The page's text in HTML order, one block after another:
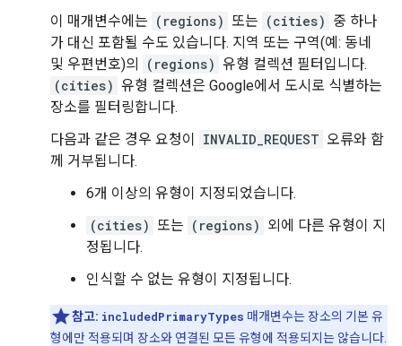
이 매개변수에는 (regions) 또는 (cities) 중 하나
가 대신 포함될 수도 있습니다. 지역 또는 구역(예: 동네
및 우편번호)의
(regions) 유형 컬렉션 필터입니다.
(cities) 유형 컬렉션은 Google에서 도시로 식별하는
장소를 필터링합니다.
다음과 같은 경우 요청이
INVALID_REQUEST 오류와 함
께 거부됩니다.
6개 이상의 유형이 지정되었습니다.
(cities) 또는 (regions) 외에 다른 유형이 지
정됩니다.
인식할 수 없는 유형이 지정됩니다.
참고: includedPrimaryTypes 매개변수는 장소의 기본 유
형에만 적용되며 장소와 연결된 모든 유형에 적용되지는 않습니다.